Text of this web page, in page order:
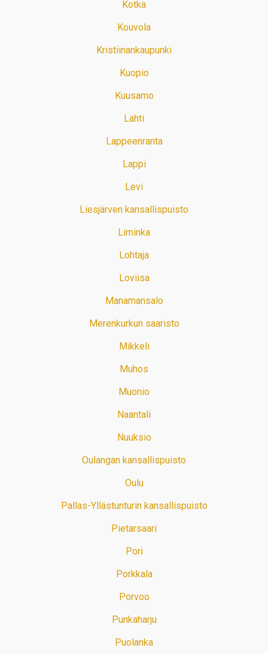
Kotka
Kouvola
Kristiinankaupunki
Kuopio
Kuusamo
Lahti
Lappeenranta
Lappi
Levi
Liesjärven kansallispuisto
Liminka
Lohtaja
Loviisa
Manamansalo
Merenkurkun saaristo
Mikkeli
Muhos
Muonio
Naantali
Nuuksio
Oulangan kansallispuisto
Oulu
Pallas-Yllästunturin kansallispuisto
Pietarsaari
Pori
Porkkala
Porvoo
Punkaharju
Puolanka